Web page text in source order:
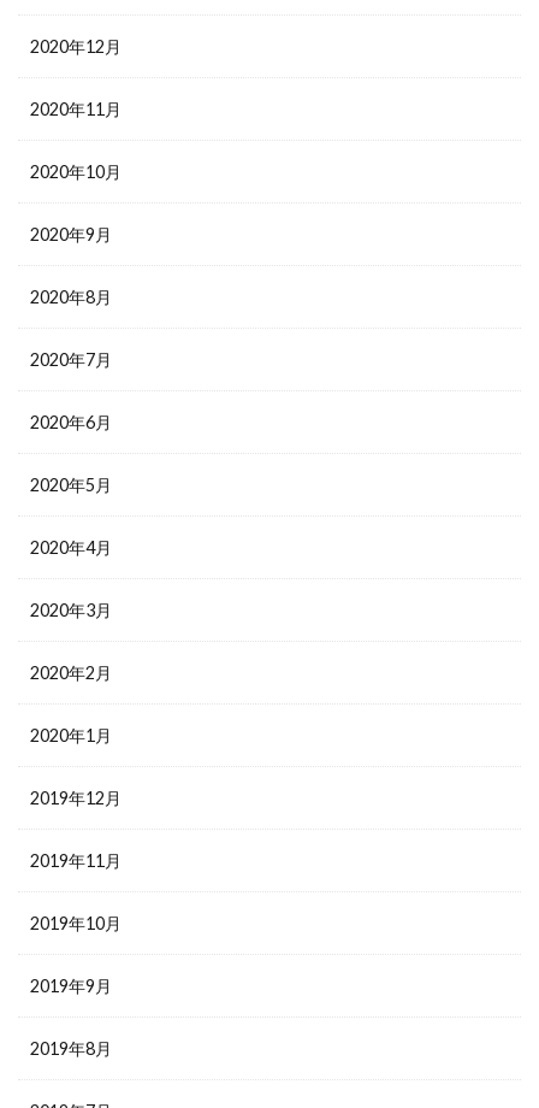
2020年12月
2020年11月
2020年10月
2020年9月
2020年8月
2020年7月
2020年6月
2020年5月
2020年4月
2020年3月
2020年2月
2020年1月
2019年12月
2019年11月
2019年10月
2019年9月
2019年8月